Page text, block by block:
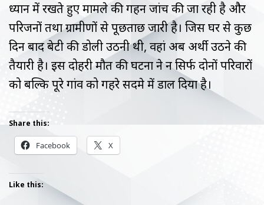
ध्यान में रखते हुए मामले की गहन जांच की जा रही है और
परिजनों तथा ग्रामीणों से पूछताछ जारी है। जिस घर से कुछ
दिन बाद बेटी की डोली उठनी थी, वहां अब अर्थी उठने की
तैयारी है। इस दोहरी मौत की घटना ने न सिर्फ दोनों परिवारों
को बल्कि पूरे गांव को गहरे सदमे में डाल दिया है।
Share this:
Facebook X
Like this: